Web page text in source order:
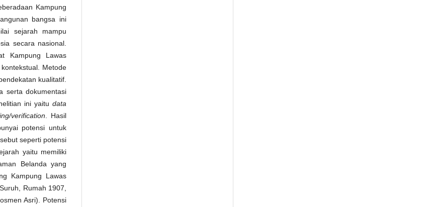
Kampung
bangsa ini
sejarah mampu
secara nasional.
Kampung Lawas
Metode
kualitatif.
serta dokumentasi
ini yaitu data
verification . Hasil
potensi untuk
seperti potensi
yaitu memiliki
Belanda yang
Kampung Lawas
Rumah 1907,
Asri). Potensi